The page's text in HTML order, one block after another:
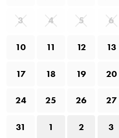
3 4 5 6
10 11 12 13
17 18 19 20
24 25 26 27
31 1 2 3